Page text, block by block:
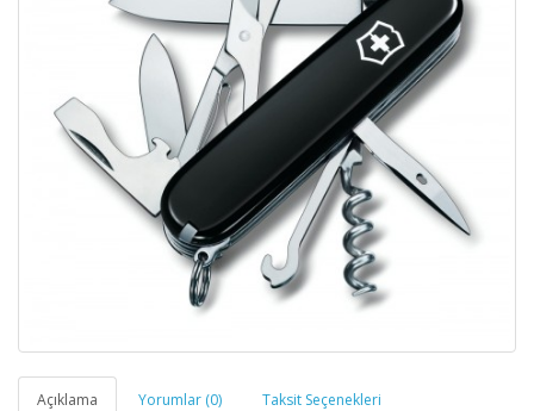
Açıklama Yorumlar (0) Taksit Seçenekleri